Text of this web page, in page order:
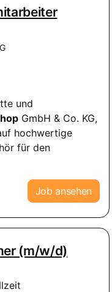
und
GmbH & Co. KG,
hochwertige
für den
Job ansehen
(m/w/d)